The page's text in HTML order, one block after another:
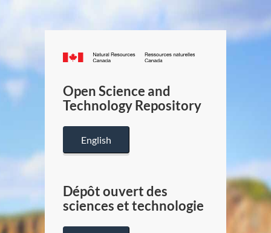
Canada.ca
/
Canada
Open Science and
Technology Repository
English
Dépôt ouvert des
sciences et technologie